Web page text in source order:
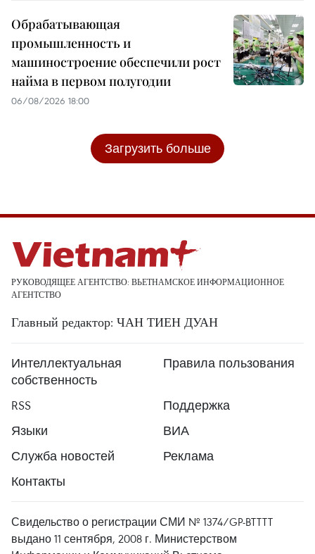
Обрабатывающая
промышленность и
машиностроение обеспечили рост
найма в первом полугодии
06/08/2026 18:00
Загрузить больше
РУКОВОДЯЩЕЕ АГЕНТСТВО: ВЬЕТНАМСКОЕ ИНФОРМАЦИОННОЕ
АГЕНТСТВО
Главный редактор: ЧАН ТИЕН ДУАН
Интеллектуальная
собственность
Правила пользования
RSS
Поддержка
Языки
ВИА
Служба новостей
Реклама
Контакты
Свидельство о регистрации СМИ № 1374/GP-BTTTT
выдано 11 сентября, 2008 г. Министерством